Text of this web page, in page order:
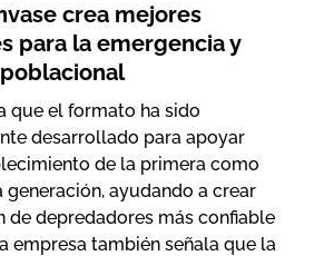
crea mejores
para la emergencia y
que el formato ha sido
desarrollado para apoyar
de la primera como
generación, ayudando a crear
de depredadores más confiable
empresa también señala que la